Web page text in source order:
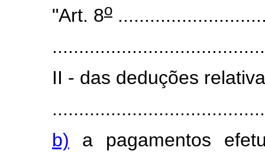
"Art. 8o
II - das deduções
b) a pagamentos